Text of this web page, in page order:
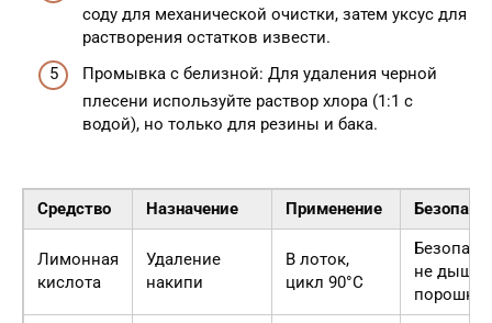
соду для механической очистки, затем уксус для
растворения остатков извести.
Промывка с белизной: Для удаления черной
плесени используйте раствор хлора (1:1 с
водой), но только для резины и бака.
Средство Назначение Применение
Лимонная
кислота
Удаление
накипи
В лоток,
цикл 90°C
не